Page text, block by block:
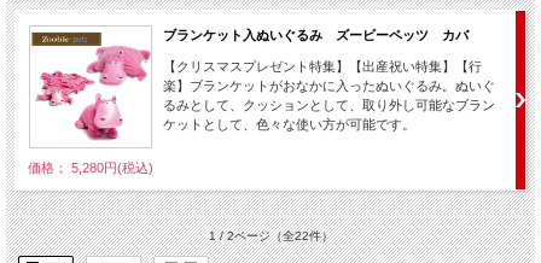
ブランケット入ぬいぐるみ ズービーペッツ カバ
【クリスマスプレゼント特集】【出産祝い特集】【行
楽】ブランケットがおなかに入ったぬいぐるみ。ぬいぐ
るみとして、クッションとして、取り外し可能なブラン
ケットとして、色々な使い方が可能です。
価格： 5,280円(税込)
1 / 2ページ（全22件）